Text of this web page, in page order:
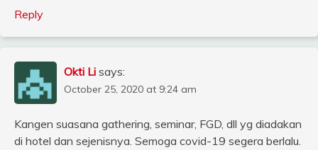
Reply
Okti Li says:
October 25, 2020 at 9:24 am
Kangen suasana gathering, seminar, FGD, dll yg diadakan
di hotel dan sejenisnya. Semoga covid-19 segera berlalu.